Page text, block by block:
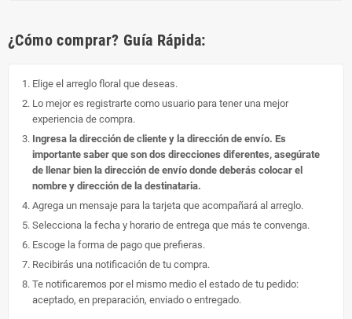
¿Cómo comprar? Guía Rápida:
Elige el arreglo floral que deseas.
Lo mejor es registrarte como usuario para tener una mejor
experiencia de compra.
Ingresa la dirección de cliente y la dirección de envío. Es
importante saber que son dos direcciones diferentes, asegúrate
de llenar bien la dirección de envío donde deberás colocar el
nombre y dirección de la destinataria.
Agrega un mensaje para la tarjeta que acompañará al arreglo.
Selecciona la fecha y horario de entrega que más te convenga.
Escoge la forma de pago que prefieras.
Recibirás una notificación de tu compra.
Te notificaremos por el mismo medio el estado de tu pedido:
aceptado, en preparación, enviado o entregado.